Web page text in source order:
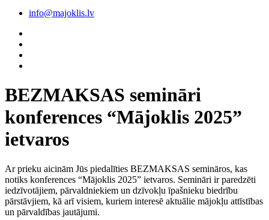
info@majoklis.lv
BEZMAKSAS semināri
konferences “Mājoklis 2025”
ietvaros
Ar prieku aicinām Jūs piedalīties BEZMAKSAS semināros, kas
notiks konferences “Mājoklis 2025” ietvaros. Semināri ir paredzēti
iedzīvotājiem, pārvaldniekiem un dzīvokļu īpašnieku biedrību
pārstāvjiem, kā arī visiem, kuriem interesē aktuālie mājokļu attīstības
un pārvaldības jautājumi.